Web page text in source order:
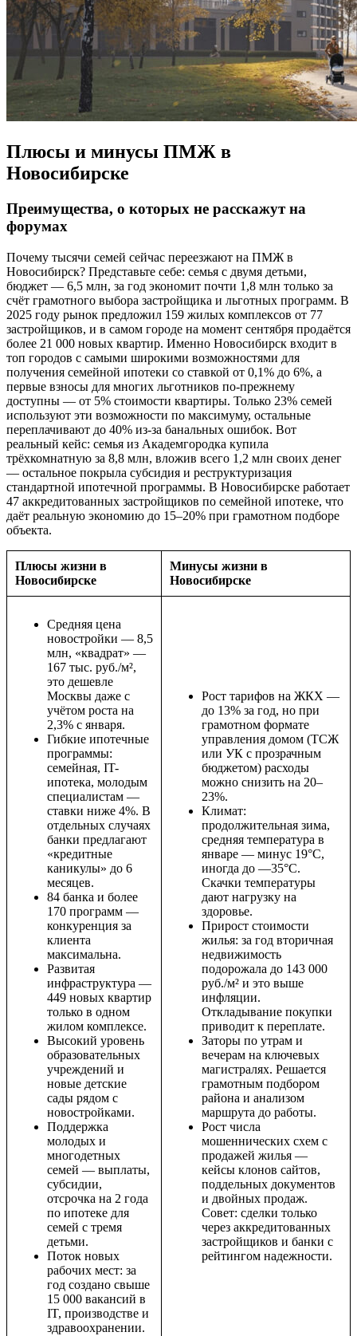
Плюсы и минусы ПМЖ в
Новосибирске
Преимущества, о которых не расскажут на
форумах
Почему тысячи семей сейчас переезжают на ПМЖ в
Новосибирск? Представьте себе: семья с двумя детьми,
бюджет — 6,5 млн, за год экономит почти 1,8 млн только за
счёт грамотного выбора застройщика и льготных программ. В
2025 году рынок предложил 159 жилых комплексов от 77
застройщиков, и в самом городе на момент сентября продаётся
более 21 000 новых квартир. Именно Новосибирск входит в
топ городов с самыми широкими возможностями для
получения семейной ипотеки со ставкой от 0,1% до 6%, а
первые взносы для многих льготников по-прежнему
доступны — от 5% стоимости квартиры. Только 23% семей
используют эти возможности по максимуму, остальные
переплачивают до 40% из-за банальных ошибок. Вот
реальный кейс: семья из Академгородка купила
трёхкомнатную за 8,8 млн, вложив всего 1,2 млн своих денег
— остальное покрыла субсидия и реструктуризация
стандартной ипотечной программы. В Новосибирске работает
47 аккредитованных застройщиков по семейной ипотеке, что
даёт реальную экономию до 15–20% при грамотном подборе
объекта.
Плюсы жизни в
Новосибирске
Минусы жизни в
Новосибирске
Средняя цена
новостройки — 8,5
млн, «квадрат» —
167 тыс. руб./м²,
это дешевле
Москвы даже с
учётом роста на
2,3% с января.
Гибкие ипотечные
программы:
семейная, IT-
ипотека, молодым
специалистам —
ставки ниже 4%. В
отдельных случаях
банки предлагают
«кредитные
каникулы» до 6
месяцев.
84 банка и более
170 программ —
конкуренция за
клиента
максимальна.
Развитая
инфраструктура —
449 новых квартир
только в одном
жилом комплексе.
Высокий уровень
образовательных
учреждений и
новые детские
сады рядом с
новостройками.
Поддержка
молодых и
многодетных
семей — выплаты,
субсидии,
отсрочка на 2 года
по ипотеке для
семей с тремя
детьми.
Поток новых
рабочих мест: за
год создано свыше
15 000 вакансий в
IT, производстве и
здравоохранении.
Рост тарифов на ЖКХ —
до 13% за год, но при
грамотном формате
управления домом (ТСЖ
или УК с прозрачным
бюджетом) расходы
можно снизить на 20–
23%.
Климат:
продолжительная зима,
средняя температура в
январе — минус 19°C,
иногда до —35°C.
Скачки температуры
дают нагрузку на
здоровье.
Прирост стоимости
жилья: за год вторичная
недвижимость
подорожала до 143 000
руб./м² и это выше
инфляции.
Откладывание покупки
приводит к переплате.
Заторы по утрам и
вечерам на ключевых
магистралях. Решается
грамотным подбором
района и анализом
маршрута до работы.
Рост числа
мошеннических схем с
продажей жилья —
кейсы клонов сайтов,
поддельных документов
и двойных продаж.
Совет: сделки только
через аккредитованных
застройщиков и банки с
рейтингом надежности.